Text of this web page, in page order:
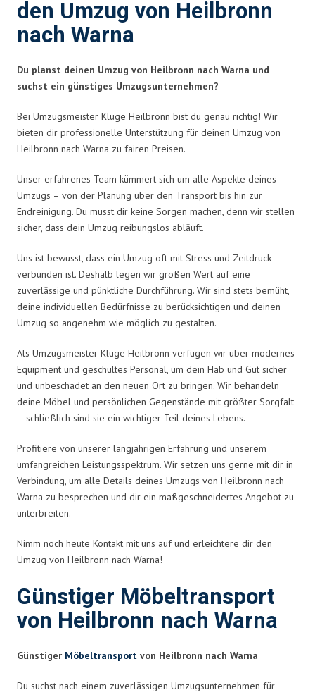
den Umzug von Heilbronn
nach Warna
Du planst deinen Umzug von Heilbronn nach Warna und
suchst ein günstiges Umzugsunternehmen?
Bei Umzugsmeister Kluge Heilbronn bist du genau richtig! Wir
bieten dir professionelle Unterstützung für deinen Umzug von
Heilbronn nach Warna zu fairen Preisen.
Unser erfahrenes Team kümmert sich um alle Aspekte deines
Umzugs – von der Planung über den Transport bis hin zur
Endreinigung. Du musst dir keine Sorgen machen, denn wir stellen
sicher, dass dein Umzug reibungslos abläuft.
Uns ist bewusst, dass ein Umzug oft mit Stress und Zeitdruck
verbunden ist. Deshalb legen wir großen Wert auf eine
zuverlässige und pünktliche Durchführung. Wir sind stets bemüht,
deine individuellen Bedürfnisse zu berücksichtigen und deinen
Umzug so angenehm wie möglich zu gestalten.
Als Umzugsmeister Kluge Heilbronn verfügen wir über modernes
Equipment und geschultes Personal, um dein Hab und Gut sicher
und unbeschadet an den neuen Ort zu bringen. Wir behandeln
deine Möbel und persönlichen Gegenstände mit größter Sorgfalt
– schließlich sind sie ein wichtiger Teil deines Lebens.
Profitiere von unserer langjährigen Erfahrung und unserem
umfangreichen Leistungsspektrum. Wir setzen uns gerne mit dir in
Verbindung, um alle Details deines Umzugs von Heilbronn nach
Warna zu besprechen und dir ein maßgeschneidertes Angebot zu
unterbreiten.
Nimm noch heute Kontakt mit uns auf und erleichtere dir den
Umzug von Heilbronn nach Warna!
Günstiger Möbeltransport
von Heilbronn nach Warna
Günstiger Möbeltransport von Heilbronn nach Warna
Du suchst nach einem zuverlässigen Umzugsunternehmen für